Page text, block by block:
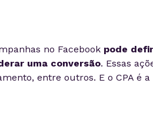
no Facebook pode
uma conversão. Essas
entre outros. E o CPA é